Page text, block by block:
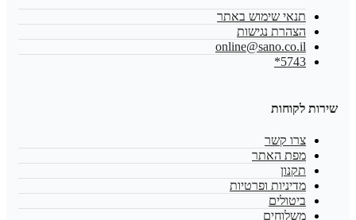
תנאי שימוש באתר
הצהרת נגישות
online@sano.co.il
5743*
שירות לקוחות
צרו קשר
מפת האתר
תקנון
מדיניות ופרטיות
ביטולים
משלוחים